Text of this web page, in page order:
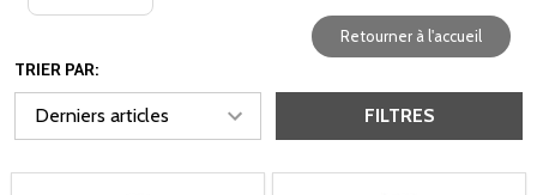
Retourner à l'accueil
TRIER PAR:
FILTRES